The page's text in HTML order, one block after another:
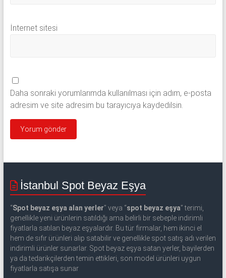
İnternet sitesi
Daha sonraki yorumlarımda kullanılması için adım, e-posta
adresim ve site adresim bu tarayıcıya kaydedilsin.
İstanbul Spot Beyaz Eşya
“Spot beyaz eşya alan yerler” veya “spot beyaz eşya” terimi,
genellikle yeni ürünlerin satıldığı ama belirli bir sebeple indirimli
fiyatlarla satılan beyaz eşyalardır. Bu tür firmalar, hem ikinci el
hem de sıfır ürünleri alıp satabilir ve genellikle spot satış adı verilen
indirimli ürünler sunarlar. Spot beyaz eşya satan yerler, bayilerden
ya da tedarikçilerden temin ettikleri, son model ürünleri uygun
fiyatlarla satışa sunar